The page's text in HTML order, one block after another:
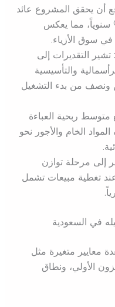
أن يحقق المشروع عائد
يصل إلى 35% سنوياً، مما يعكس
في سوق الأزياء.
التقديرات إلى
والتأسيسية
من بدء التشغيل
متوسط ربحية العباءة
الخام والأجور نحو
إلى مرحلة توازن
تغطية مبيعات تشمل
في السعودية
معايير متغيرة مثل
الأولي، ونطاق